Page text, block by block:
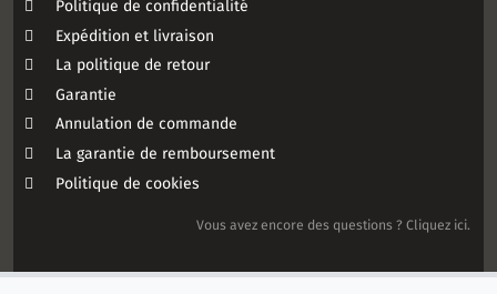
Politique de confidentialité
Expédition et livraison
La politique de retour
Garantie
Annulation de commande
La garantie de remboursement
Politique de cookies
Vous avez encore des questions ? Cliquez ici.